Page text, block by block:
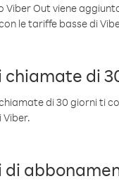
Viber Out viene
le tariffe basse di
chiamate di
di 30 giorni ti
Viber.
di